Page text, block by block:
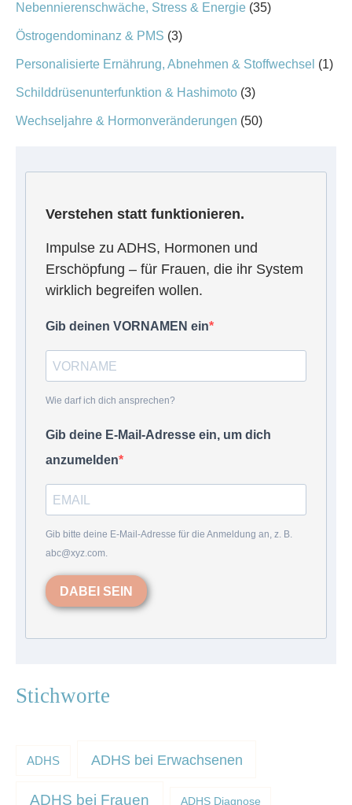
Nebennierenschwäche, Stress & Energie (35)
Östrogendominanz & PMS (3)
Personalisierte Ernährung, Abnehmen & Stoffwechsel (1)
Schilddrüsenunterfunktion & Hashimoto (3)
Wechseljahre & Hormonveränderungen (50)
Verstehen statt funktionieren.
Impulse zu ADHS, Hormonen und
Erschöpfung – für Frauen, die ihr System
wirklich begreifen wollen.
Gib deinen VORNAMEN ein
Wie darf ich dich ansprechen?
Gib deine E-Mail-Adresse ein, um dich
anzumelden
Gib bitte deine E-Mail-Adresse für die Anmeldung an, z. B.
abc@xyz.com.
DABEI SEIN
Stichworte
ADHS ADHS bei Erwachsenen
ADHS bei Frauen ADHS Diagnose